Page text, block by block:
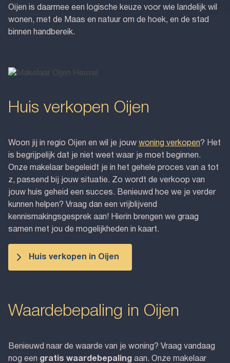
Oijen is daarmee een logische keuze voor wie landelijk wil
wonen, met de Maas en natuur om de hoek, en de stad
binnen handbereik.
Huis verkopen Oijen
Woon jij in regio Oijen en wil je jouw woning verkopen? Het
is begrijpelijk dat je niet weet waar je moet beginnen.
Onze makelaar begeleidt je in het gehele proces van a tot
z, passend bij jouw situatie. Zo wordt de verkoop van
jouw huis geheid een succes. Benieuwd hoe we je verder
kunnen helpen? Vraag dan een vrijblijvend
kennismakingsgesprek aan! Hierin brengen we graag
samen met jou de mogelijkheden in kaart.
Huis verkopen in Oijen
Waardebepaling in Oijen
Benieuwd naar de waarde van je woning? Vraag vandaag
nog een gratis waardebepaling aan. Onze makelaar